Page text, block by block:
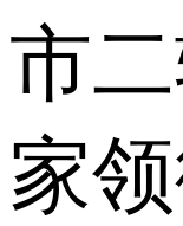
市
家